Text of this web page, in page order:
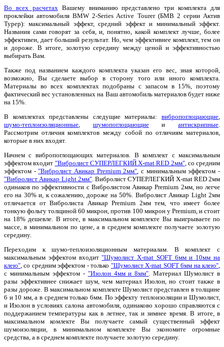
Во всех расчетах Вашему вниманию представлено три комплекта для
проклейки автомобиля BMW 2-Series Active Tourer (БМВ 2 серии Актив
Турер): максимальный эффект, средний эффект и минимальный эффект.
Названия сами говорят за себя, и, понятно, какой комплект лучше, более
эффективен, дает больший результат. Но, чем эффективнее комплект, тем он
и дороже. В итоге, золотую середину между ценой и эффективностью
выбирать Вам.
Также под названием каждого комплекта указан его вес, зная которой,
возможно, Вы сделаете выбор в сторону того или иного комплекта.
Материалы во всех комплектах подобраны с запасом в 15%, поэтому
фактический вес установленных на Ваш автомобиль материалов будет ниже
на 15%.
В комплектах представлены следущие материалы: вибропоглощающие
шумо-теплоизоляционные
шумопоглощающиеиантискрипные
Рассмотрим отличия комплектов между собой по отличиям материалов,
которые в них входят.
Начнем с вибропоглощающих материалов. В комплект с максимальным
эффектом входит "Вибролист СУПЕРЛЕГКИЙ X-mat RED 2мм", со средним
эффектом -"Вибролист Авикар Premium 2мм" , с минимальным эффектом -
"Вибролист Авикар Light 2мм". Вибролист СУПЕРЛЕГКИЙ X-mat RED 2мм
одинаков по эффективности с Вибролистом Авикар Premium 2мм, но легче
его на 30% и, к сожалению, дороже на 50%. Вибролист Авикар Light 2мм
отличается от Вибролиста Авикар Premium 2мм тем, что имеет более
тонкую фольгу толщиной 60 микрон, против 100 микрон у Premium, и стоит
на 18% дешевле. В итоге, в максимальном комплекте Вы выигрываете по
массе, в минимальном по цене, а в среднем комплекте получаете золотую
середину.
Переходим к шумо-теплоизоляционным материалам. В комплект с
максимальным эффектом входит"Шумолист X-mat SOFT 6мм и 10мм на
клею" , со средним эффектом - только "Шумолист X-mat SOFT 6мм на клею"
с минимальным эффектом - "Изолон 4мм и 8мм" . Материал Шумолист в
разы эффективнее снижает шум, чем материал Изолон, но стоит также в
разы дороже. В максимальном комплекте Шумолист представлен в толщине
6 и 10 мм, а в среднем только 6мм. По эффекту теплоизоляции и Шумолист,
и Изолон в условиях салона автомобиля, одинаково хорошо справляются с
поддержанием температуры как в летнее, так и зимнее время. В итоге, в
максимальном комлекте Вы получаете самый существенный эффект
шумоизоляции, в минимальном комплекте Вы экономите огромные
средства, а в среднем комплекте получаете золотую середину.